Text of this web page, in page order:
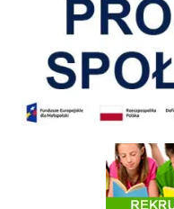
Informacja o